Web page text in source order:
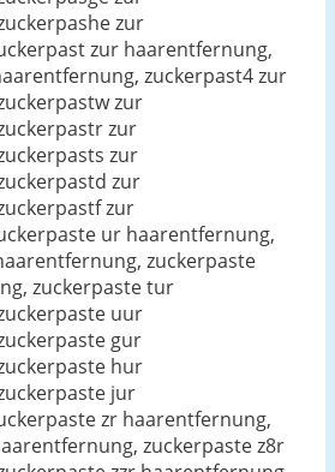
zur
zur haarentfernung,
zuckerpast4 zur
zur
zur
zur
zur
zur
ur haarentfernung,
zuckerpaste
zuckerpaste tur
uur
gur
hur
jur
zr haarentfernung,
zuckerpaste z8r